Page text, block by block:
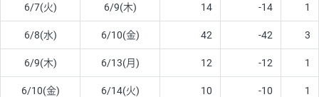
6/7(火) 6/9(木) 14 -14 1
6/8(水) 6/10(金) 42 -42 3
6/9(木) 6/13(月) 12 -12 1
6/10(金) 6/14(火) 10 -10 1